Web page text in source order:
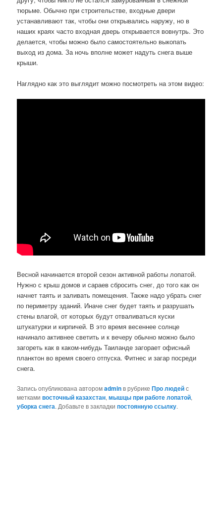
тюрьме. Обычно при строительстве, входные двери
устанавливают так, чтобы они открывались наружу, но в
наших краях часто входная дверь открывается вовнутрь. Это
делается, чтобы можно было самостоятельно выкопать
выход из дома. За ночь вполне может надуть снега выше
крыши.
Наглядно как это выглядит можно посмотреть на этом видео:
Весной начинается второй сезон активной работы лопатой.
Нужно с крыш домов и сараев сбросить снег, до того как он
начнет таять и заливать помещения. Также надо убрать снег
по периметру зданий. Иначе снег будет таять и разрушать
стены влагой, от которых будут отваливаться куски
штукатурки и кирпичей. В это время весеннее солнце
начинало активнее светить и к вечеру обычно можно было
загореть как в каком-нибудь Таиланде загорает офисный
планктон во время своего отпуска. Фитнес и загар посреди
снега.
Запись опубликована авторомadminв рубрикеПро людейс
меткамивосточный казахстан,мышцы при работе лопатой,
уборка снега. Добавьте в закладкипостоянную ссылку.